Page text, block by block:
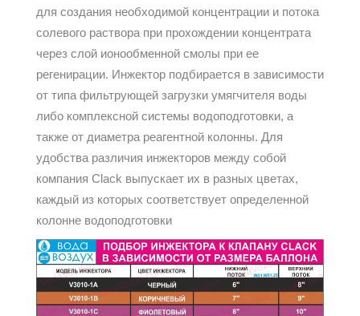
для создания необходимой концентрации и потока
солевого раствора при прохождении концентрата
через слой ионообменной смолы при ее
регенирации. Инжектор подбирается в зависимости
от типа фильтрующей загрузки умягчителя воды
либо комплексной системы водоподготовки, а
также от диаметра реагентной колонны. Для
удобства различия инжекторов между собой
компания Clack выпускает их в разных цветах,
каждый из которых соответствует определенной
колонне водоподготовки